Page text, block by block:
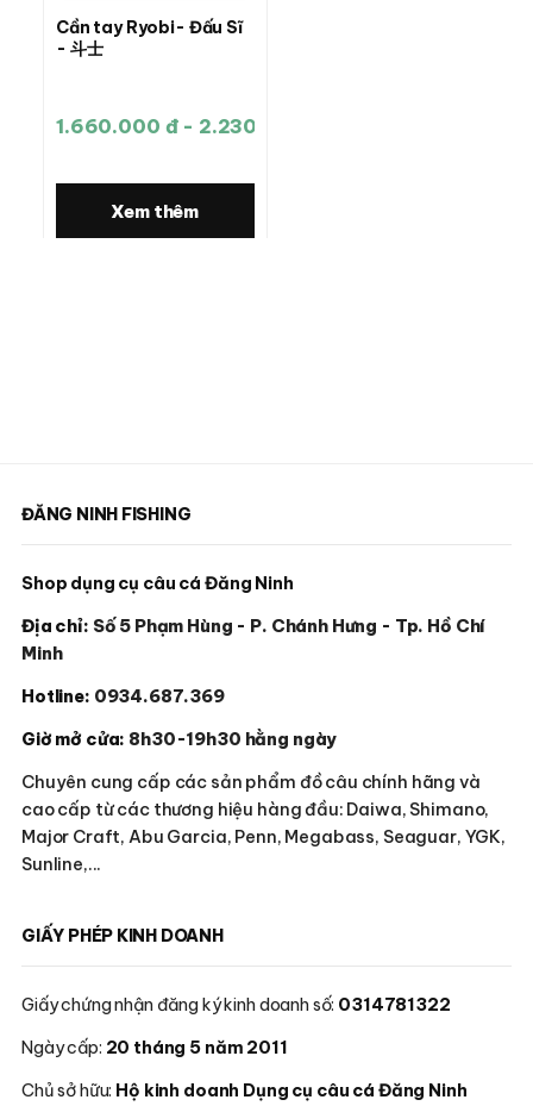
Cần tay Ryobi- Đấu Sĩ
- 斗士
1.660.000 đ - 2.230.000 đ
Xem thêm
ĐĂNG NINH FISHING
Shop dụng cụ câu cá Đăng Ninh
Địa chỉ: Số 5 Phạm Hùng - P. Chánh Hưng - Tp. Hồ Chí
Minh
Hotline: 0934.687.369
Giờ mở cửa: 8h30-19h30 hằng ngày
Chuyên cung cấp các sản phẩm đồ câu chính hãng và
cao cấp từ các thương hiệu hàng đầu: Daiwa, Shimano,
Major Craft, Abu Garcia, Penn, Megabass, Seaguar, YGK,
Sunline,...
GIẤY PHÉP KINH DOANH
Giấy chứng nhận đăng ký kinh doanh số: 0314781322
Ngày cấp: 20 tháng 5 năm 2011
Chủ sở hữu: Hộ kinh doanh Dụng cụ câu cá Đăng Ninh